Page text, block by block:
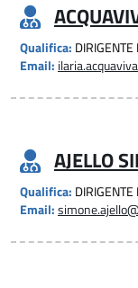
Qualifica:
Email:
AJELLO
Qualifica:
Email: